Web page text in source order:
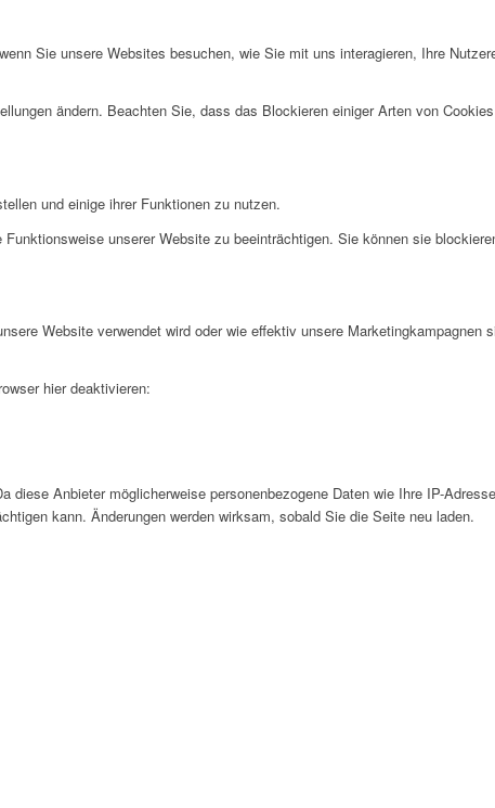
Sie unsere Websites besuchen, wie Sie mit uns interagieren, Ihre
ändern. Beachten Sie, dass das Blockieren einiger Arten von
und einige ihrer Funktionen zu nutzen.
unserer Website zu beeinträchtigen. Sie können sie
Website verwendet wird oder wie effektiv unsere Marketingkampagnen
hier deaktivieren:
Anbieter möglicherweise personenbezogene Daten wie Ihre IP-
kann. Änderungen werden wirksam, sobald Sie die Seite neu laden.